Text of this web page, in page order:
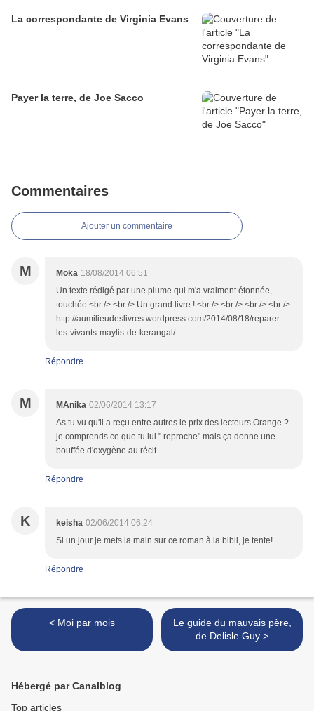
La correspondante de Virginia Evans
Payer la terre, de Joe Sacco
Commentaires
Ajouter un commentaire
M Moka 18/08/2014 06:51
Un texte rédigé par une plume qui m'a vraiment étonnée,
touchée.<br /> <br /> Un grand livre ! <br /> <br /> <br /> <br />
http://aumilieudeslivres.wordpress.com/2014/08/18/reparer-
les-vivants-maylis-de-kerangal/
Répondre
M MAnika 02/06/2014 13:17
As tu vu qu'il a reçu entre autres le prix des lecteurs Orange ?
je comprends ce que tu lui " reproche" mais ça donne une
bouffée d'oxygène au récit
Répondre
K keisha 02/06/2014 06:24
Si un jour je mets la main sur ce roman à la bibli, je tente!
Répondre
< Moi par mois
Le guide du mauvais père,
de Delisle Guy >
Hébergé par Canalblog
Top articles